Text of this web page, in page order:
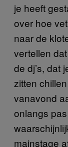
je heeft
over hoe
naar de
vertellen
de dj’s, dat
zitten
vanavond
onlangs
mainstage